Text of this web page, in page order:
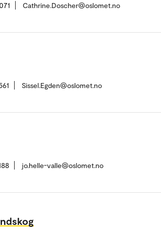
Cathrine.Doscher@oslomet.no
Sissel.Egden@oslomet.no
jo.helle-valle@oslomet.no